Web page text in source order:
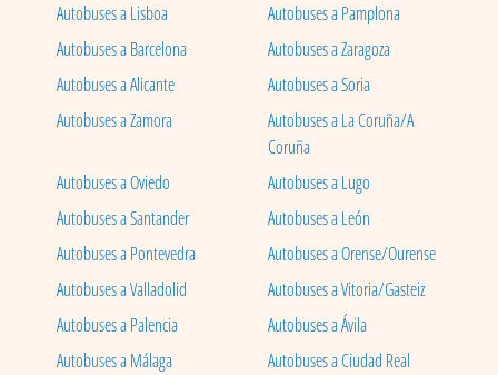
Autobuses a Lisboa
Autobuses a Pamplona
Autobuses a Barcelona
Autobuses a Zaragoza
Autobuses a Alicante
Autobuses a Soria
Autobuses a Zamora
Autobuses a La Coruña/A
Coruña
Autobuses a Oviedo
Autobuses a Lugo
Autobuses a Santander
Autobuses a León
Autobuses a Pontevedra
Autobuses a Orense/Ourense
Autobuses a Valladolid
Autobuses a Vitoria/Gasteiz
Autobuses a Palencia
Autobuses a Ávila
Autobuses a Málaga
Autobuses a Ciudad Real